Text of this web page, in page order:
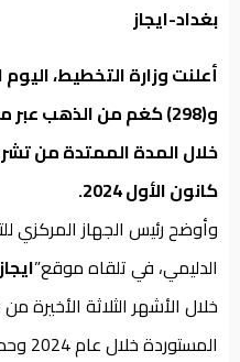
بغداد-ايجاز
و(298) كغم من الذهب
كانون الأول 2024.
وأوضح رئيس الجهاز المركزي
الدليمي، في تلقاه موقع”ايجاز
المستوردة خلال عام 2024 وحده (24) طناً”.